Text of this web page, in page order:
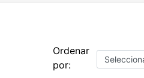
Ordenar
por: